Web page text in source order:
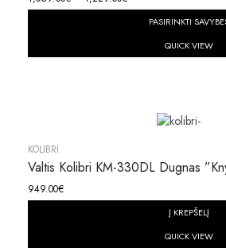
PASIRINKTI
QUICK VIEW
KOLIBRI
Valtis Kolibri KM-330DL Dugnas
949.00€
Į KREPŠELĮ
QUICK VIEW